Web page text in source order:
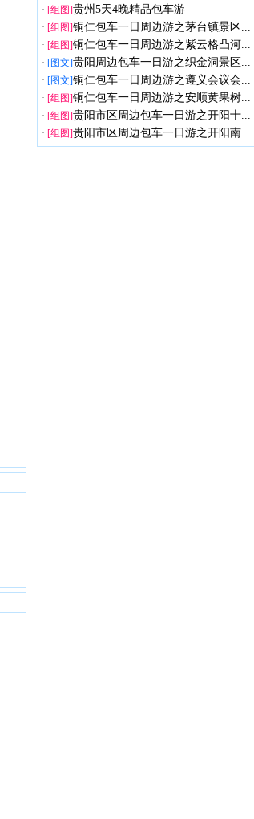
· [组图]贵州5天4晚精品包车游
· [组图]铜仁包车一日周边游之茅台镇景区...
· [组图]铜仁包车一日周边游之紫云格凸河...
· [图文]贵阳周边包车一日游之织金洞景区...
· [图文]铜仁包车一日周边游之遵义会议会...
· [组图]铜仁包车一日周边游之安顺黄果树...
· [组图]贵阳市区周边包车一日游之开阳十...
· [组图]贵阳市区周边包车一日游之开阳南...